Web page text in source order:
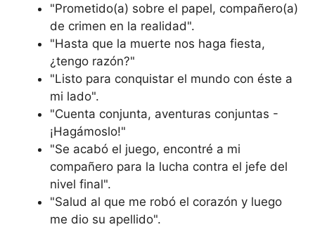
"Prometido(a) sobre el papel, compañero(a)
de crimen en la realidad".
"Hasta que la muerte nos haga fiesta,
¿tengo razón?"
"Listo para conquistar el mundo con éste a
mi lado".
"Cuenta conjunta, aventuras conjuntas -
¡Hagámoslo!"
"Se acabó el juego, encontré a mi
compañero para la lucha contra el jefe del
nivel final".
"Salud al que me robó el corazón y luego
me dio su apellido".